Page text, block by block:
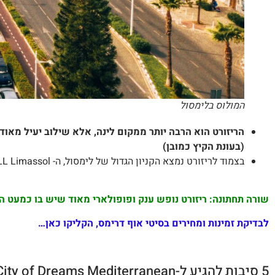
המולוס בלימסול
(בעונת הקיץ כמובן)
בצמוד לריזורט נמצא הקניון הגדול של לימסול, ה- MY MALL Limassol, בו חנויות, מסעדות מזון מהיר, אולם באולינג ומשטח החלקה על קרח
שורה תחתונה: ריזורט נופש ענק ופופולארי מאוד שיש בו כמעט
לבדיקת זמינות ומחירים בסיטי אוף דרימס, הקליקו כאן…
5 סיבות להגיע ל-City of Dreams Mediterranean בלימסול?